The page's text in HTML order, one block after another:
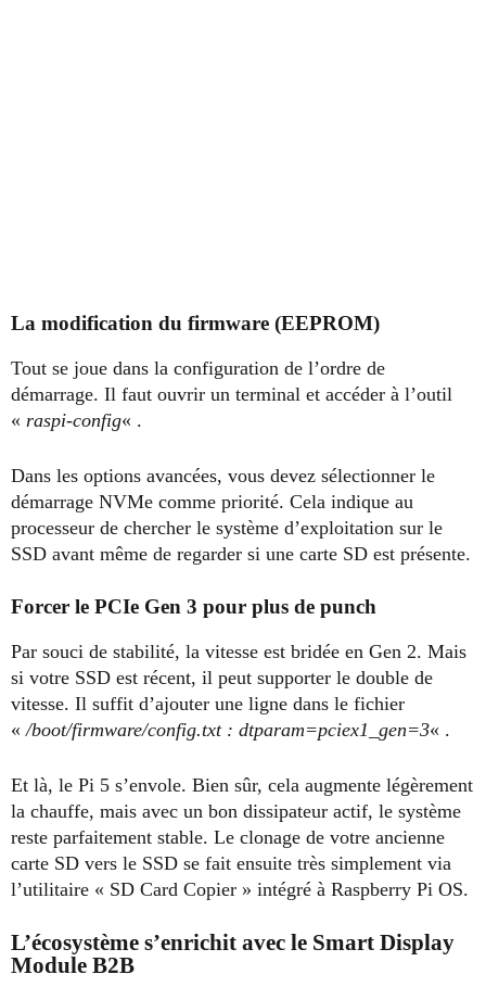
La modification du firmware (EEPROM)
Tout se joue dans la configuration de l’ordre de
démarrage. Il faut ouvrir un terminal et accéder à l’outil
« raspi-config« .
Dans les options avancées, vous devez sélectionner le
démarrage NVMe comme priorité. Cela indique au
processeur de chercher le système d’exploitation sur le
SSD avant même de regarder si une carte SD est présente.
Forcer le PCIe Gen 3 pour plus de punch
Par souci de stabilité, la vitesse est bridée en Gen 2. Mais
si votre SSD est récent, il peut supporter le double de
vitesse. Il suffit d’ajouter une ligne dans le fichier
«/boot/firmware/config.txt : dtparam=pciex1_gen=3« .
Et là, le Pi 5 s’envole. Bien sûr, cela augmente légèrement
la chauffe, mais avec un bon dissipateur actif, le système
reste parfaitement stable. Le clonage de votre ancienne
carte SD vers le SSD se fait ensuite très simplement via
l’utilitaire « SD Card Copier » intégré à Raspberry Pi OS.
L’écosystème s’enrichit avec le Smart Display
Module B2B